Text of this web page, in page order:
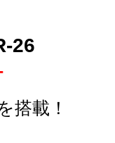
26
搭載！